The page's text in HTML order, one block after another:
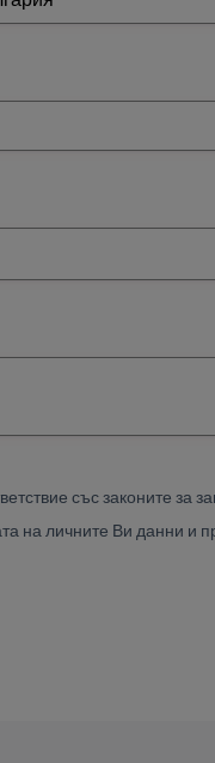
със законите за
на личните Ви данни и